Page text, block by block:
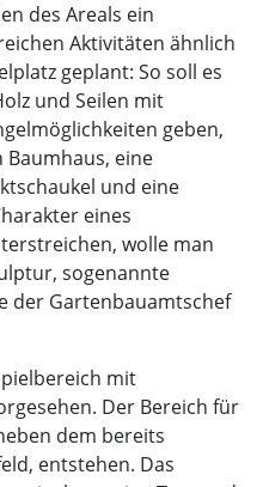
des Areals ein
Aktivitäten ähnlich
geplant: So soll es
und Seilen mit
geben,
Baumhaus, eine
und eine
eines
wolle man
sogenannte
der Gartenbauamtschef
mit
Der Bereich für
dem bereits
entstehen. Das